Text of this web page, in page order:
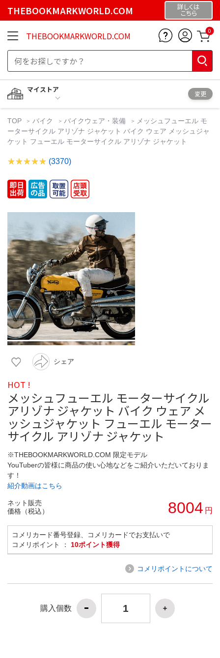
THEBOOKMARKWORLD.COM 詳しくは
こちら
THEBOOKMARKWORLD.COM 0
マイストア
変更
TOP バイク バイクウェア・装備
メッシュフューエル モ
ーターサイクル アリゾナ ジャケット バイク ウェア メッシュジャ
ケット フューエル モーターサイクル アリゾナ ジャケット
(3370)
シェア
HOT !
メッシュフューエル モーターサイクル
アリゾナ ジャケット バイク ウェア メ
ッシュジャケット フューエル モーター
サイクル アリゾナ ジャケット
※THEBOOKMARKWORLD.COM 限定モデル
YouTuberの皆様に商品の使い心地などをご紹介いただいておりま
す！
紹介動画はこちら
ネット販売
価格（税込）
8004 円
コメリカード番号登録、コメリカードでお支払いで
コメリポイント ： 10ポイント獲得
コメリポイントについて
購入個数